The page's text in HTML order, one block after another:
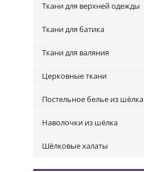
Ткани для верхней одежды
Ткани для батика
Ткани для валяния
Церковные ткани
Постельное белье из шёлка
Наволочки из шёлка
Шёлковые халаты